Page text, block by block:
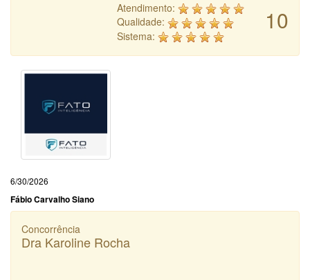
10
Atendimento:
Qualidade:
Sistema:
6/30/2026
Fábio Carvalho Siano
Concorrência
Dra Karoline Rocha